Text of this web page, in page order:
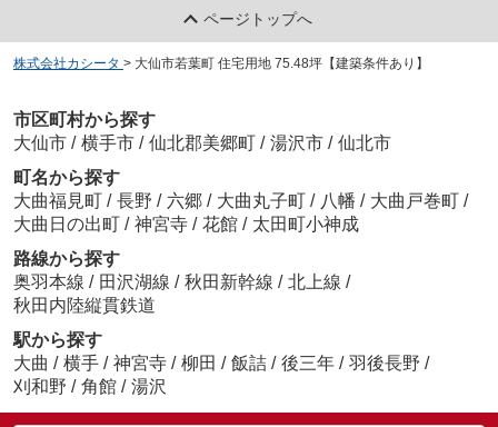
ページトップへ
株式会社カシータ > 大仙市若葉町 住宅用地 75.48坪【建築条件あり】
市区町村から探す
大仙市 / 横手市 / 仙北郡美郷町 / 湯沢市 / 仙北市
町名から探す
大曲福見町 / 長野 / 六郷 / 大曲丸子町 / 八幡 / 大曲戸巻町 /
大曲日の出町 / 神宮寺 / 花館 / 太田町小神成
路線から探す
奥羽本線 / 田沢湖線 / 秋田新幹線 / 北上線 /
秋田内陸縦貫鉄道
駅から探す
大曲 / 横手 / 神宮寺 / 柳田 / 飯詰 / 後三年 / 羽後長野 /
刈和野 / 角館 / 湯沢